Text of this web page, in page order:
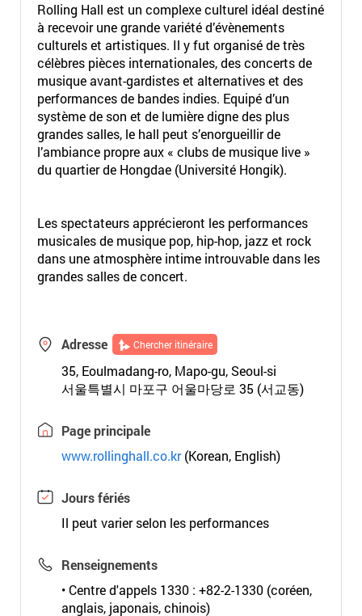
Rolling Hall est un complexe culturel idéal destiné
à recevoir une grande variété d’évènements
culturels et artistiques. Il y fut organisé de très
célèbres pièces internationales, des concerts de
musique avant-gardistes et alternatives et des
performances de bandes indies. Equipé d’un
système de son et de lumière digne des plus
grandes salles, le hall peut s’enorgueillir de
l’ambiance propre aux « clubs de musique live »
du quartier de Hongdae (Université Hongik).
Les spectateurs apprécieront les performances
musicales de musique pop, hip-hop, jazz et rock
dans une atmosphère intime introuvable dans les
grandes salles de concert.
Adresse Chercher itinéraire
35, Eoulmadang-ro, Mapo-gu, Seoul-si
서울특별시 마포구 어울마당로 35 (서교동)
Page principale
www.rollinghall.co.kr(Korean, English)
Jours fériés
Il peut varier selon les performances
Renseignements
• Centre d'appels 1330 : +82-2-1330 (coréen,
anglais, japonais, chinois)